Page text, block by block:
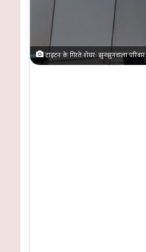
टाइटन के गिरते शेयर: झुनझुनवाला